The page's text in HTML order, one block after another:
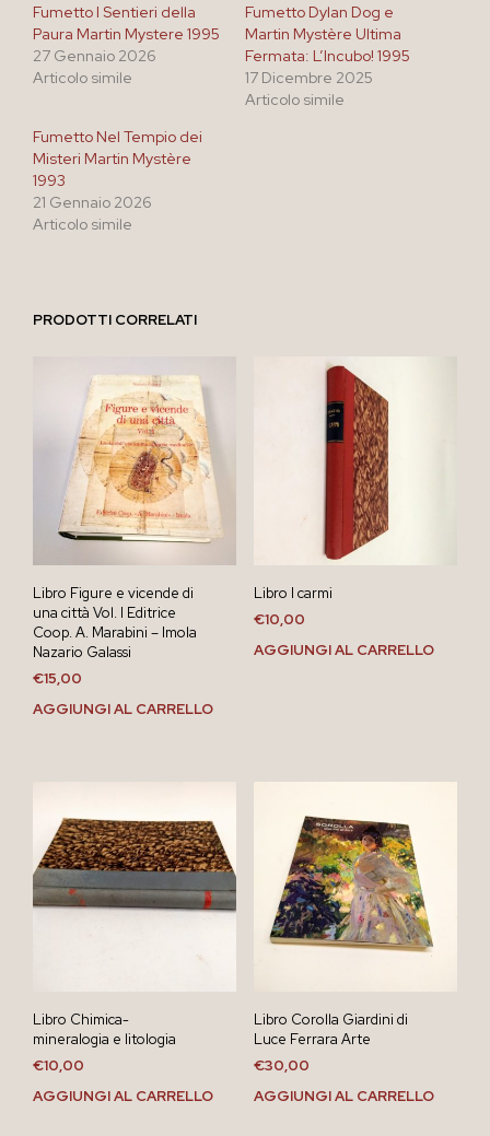
Fumetto I Sentieri della
Paura Martin Mystere 1995
27 Gennaio 2026
Articolo simile
Fumetto Dylan Dog e
Martin Mystère Ultima
Fermata: L’Incubo! 1995
17 Dicembre 2025
Articolo simile
Fumetto Nel Tempio dei
Misteri Martin Mystère
1993
21 Gennaio 2026
Articolo simile
PRODOTTI CORRELATI
Libro Figure e vicende di
una città Vol. I Editrice
Coop. A. Marabini – Imola
Nazario Galassi
€15,00
AGGIUNGI AL CARRELLO
Libro I carmi
€10,00
AGGIUNGI AL CARRELLO
Libro Chimica-
mineralogia e litologia
€10,00
AGGIUNGI AL CARRELLO
Libro Corolla Giardini di
Luce Ferrara Arte
€30,00
AGGIUNGI AL CARRELLO